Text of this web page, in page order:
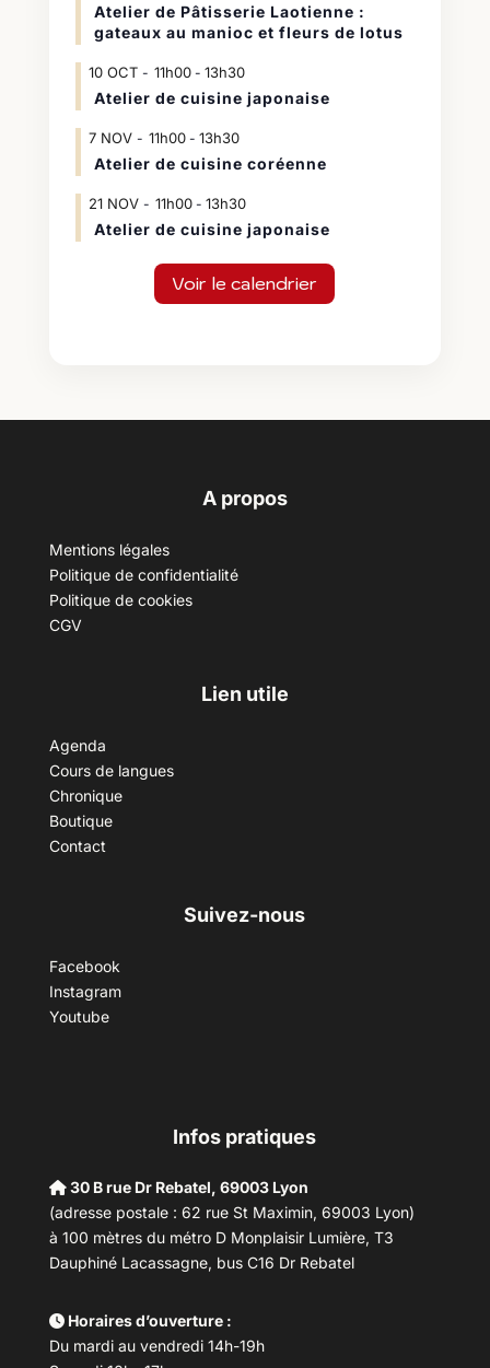
Atelier de Pâtisserie Laotienne :
gateaux au manioc et fleurs de lotus
10 OCT 11h00- 13h30
Atelier de cuisine japonaise
7 NOV 11h00- 13h30
Atelier de cuisine coréenne
21 NOV 11h00- 13h30
Atelier de cuisine japonaise
Voir le calendrier
A propos
Mentions légales
Politique de confidentialité
Politique de cookies
CGV
Lien utile
Agenda
Cours de langues
Chronique
Boutique
Contact
Suivez-nous
Facebook
Instagram
Youtube
Infos pratiques
30 B rue Dr Rebatel, 69003 Lyon
(adresse postale : 62 rue St Maximin, 69003 Lyon)
à 100 mètres du métro D Monplaisir Lumière, T3
Dauphiné Lacassagne, bus C16 Dr Rebatel
Horaires d’ouverture :
Du mardi au vendredi 14h-19h